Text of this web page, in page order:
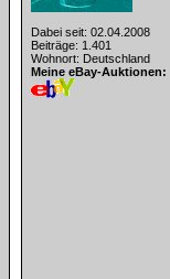
Dabei seit: 02.04.2008
Beiträge: 1.401
Wohnort: Deutschland
Meine eBay-Auktionen: